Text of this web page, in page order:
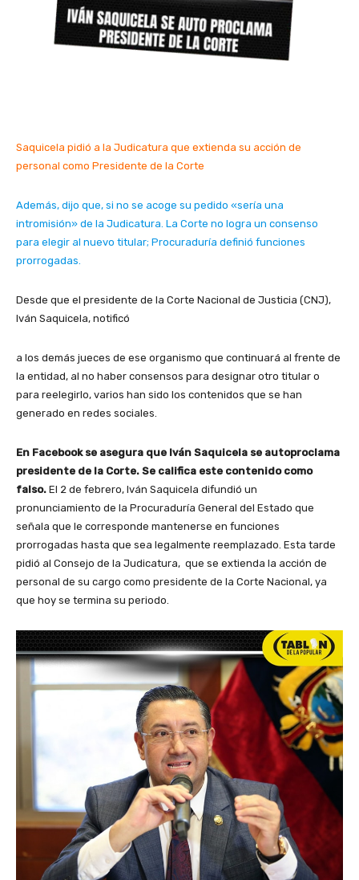
Saquicela pidió a la Judicatura que extienda su acción de
personal como Presidente de la Corte
Además, dijo que, si no se acoge su pedido «sería una
intromisión» de la Judicatura. La Corte no logra un consenso
para elegir al nuevo titular; Procuraduría definió funciones
prorrogadas.
Desde que el presidente de la Corte Nacional de Justicia (CNJ),
Iván Saquicela, notificó
a los demás jueces de ese organismo que continuará al frente de
la entidad, al no haber consensos para designar otro titular o
para reelegirlo, varios han sido los contenidos que se han
generado en redes sociales.
En Facebook se asegura que Iván Saquicela se autoproclama
presidente de la Corte. Se califica este contenido como
falso. El 2 de febrero, Iván Saquicela difundió un
pronunciamiento de la Procuraduría General del Estado que
señala que le corresponde mantenerse en funciones
prorrogadas hasta que sea legalmente reemplazado. Esta tarde
pidió al Consejo de la Judicatura, que se extienda la acción de
personal de su cargo como presidente de la Corte Nacional, ya
que hoy se termina su periodo.